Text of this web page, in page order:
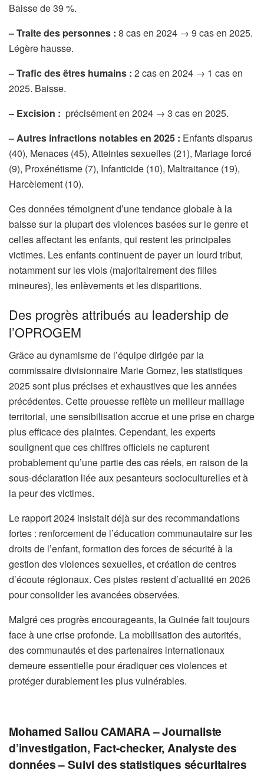
Baisse de 39 %.
– Traite des personnes : 8 cas en 2024 → 9 cas en 2025.
Légère hausse.
– Trafic des êtres humains : 2 cas en 2024 → 1 cas en
2025. Baisse.
– Excision : précisément en 2024 → 3 cas en 2025.
– Autres infractions notables en 2025 : Enfants disparus
(40), Menaces (45), Atteintes sexuelles (21), Mariage forcé
(9), Proxénétisme (7), Infanticide (10), Maltraitance (19),
Harcèlement (10).
Ces données témoignent d’une tendance globale à la
baisse sur la plupart des violences basées sur le genre et
celles affectant les enfants, qui restent les principales
victimes. Les enfants continuent de payer un lourd tribut,
notamment sur les viols (majoritairement des filles
mineures), les enlèvements et les disparitions.
Des progrès attribués au leadership de
l’OPROGEM
Grâce au dynamisme de l’équipe dirigée par la
commissaire divisionnaire Marie Gomez, les statistiques
2025 sont plus précises et exhaustives que les années
précédentes. Cette prouesse reflète un meilleur maillage
territorial, une sensibilisation accrue et une prise en charge
plus efficace des plaintes. Cependant, les experts
soulignent que ces chiffres officiels ne capturent
probablement qu’une partie des cas réels, en raison de la
sous-déclaration liée aux pesanteurs socioculturelles et à
la peur des victimes.
Le rapport 2024 insistait déjà sur des recommandations
fortes : renforcement de l’éducation communautaire sur les
droits de l’enfant, formation des forces de sécurité à la
gestion des violences sexuelles, et création de centres
d’écoute régionaux. Ces pistes restent d’actualité en 2026
pour consolider les avancées observées.
Malgré ces progrès encourageants, la Guinée fait toujours
face à une crise profonde. La mobilisation des autorités,
des communautés et des partenaires internationaux
demeure essentielle pour éradiquer ces violences et
protéger durablement les plus vulnérables.
Mohamed Saliou CAMARA – Journaliste
d’investigation, Fact-checker, Analyste des
données – Suivi des statistiques sécuritaires